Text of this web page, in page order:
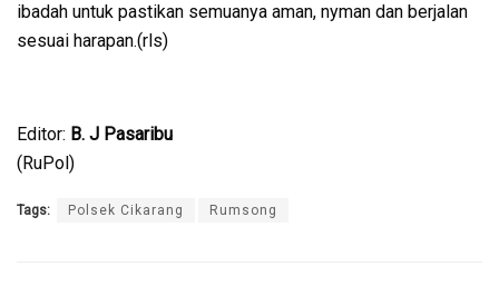
ibadah untuk pastikan semuanya aman, nyman dan berjalan
sesuai harapan.(rls)
Editor: B. J Pasaribu
(RuPol)
Tags: Polsek Cikarang Rumsong